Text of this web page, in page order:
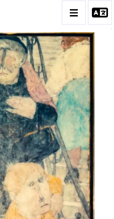
OEUVRES